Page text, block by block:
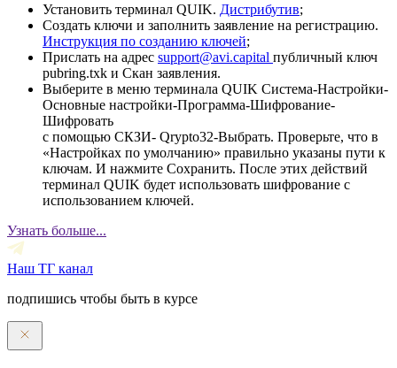
Установить терминал QUIK. Дистрибутив;
Создать ключи и заполнить заявление на регистрацию.
Инструкция по созданию ключей;
Прислать на адрес support@avi.capital публичный ключ
pubring.txk и Скан заявления.
Выберите в меню терминала QUIK Система-Настройки-
Основные настройки-Программа-Шифрование-
Шифровать
с помощью СКЗИ- Qrypto32-Выбрать. Проверьте, что в
«Настройках по умолчанию» правильно указаны пути к
ключам. И нажмите Сохранить. После этих действий
терминал QUIK будет использовать шифрование с
использованием ключей.
Узнать больше...
Наш ТГ канал
подпишись чтобы быть в курсе